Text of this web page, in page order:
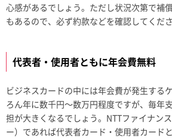
心感があるでしょう。ただし状況次第で補
もあるので、必ず約款などを確認してくださ
代表者・使用者ともに年会費無料
ビジネスカードの中には年会費が発生する
ろん年に数千円～数万円程度ですが、毎年
担が大きくなるでしょう。NTTファイナン
ー）であれば代表者カード・使用者カード